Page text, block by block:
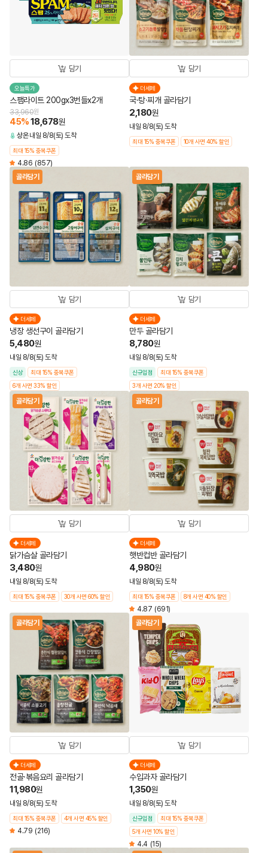
담기
오늘특가
스팸라이트 200gx3번들x2개
33,960원
45%18,678원
상온 내일 8/8(토) 도착
최대 15% 중복쿠폰
4.86 (857)
담기
더세페
국·탕·찌개 골라담기
2,180원
내일 8/8(토) 도착
최대 15% 중복쿠폰 10개 사면 40% 할인
골라담기
담기
더세페
냉장 생선구이 골라담기
5,480원
내일 8/8(토) 도착
신상
최대 15% 중복쿠폰
6개 사면 33% 할인
골라담기
담기
더세페
만두 골라담기
8,780원
내일 8/8(토) 도착
신규입점
최대 15% 중복쿠폰
3개 사면 20% 할인
골라담기
담기
더세페
닭가슴살 골라담기
3,480원
내일 8/8(토) 도착
최대 15% 중복쿠폰 30개 사면 60% 할인
골라담기
담기
더세페
햇반컵반 골라담기
4,980원
내일 8/8(토) 도착
최대 15% 중복쿠폰 8개 사면 40% 할인
4.87 (691)
골라담기
담기
더세페
전골·볶음요리 골라담기
11,980원
내일 8/8(토) 도착
최대 15% 중복쿠폰 4개 사면 45% 할인
4.79 (216)
골라담기
담기
더세페
수입과자 골라담기
1,350원
내일 8/8(토) 도착
신규입점
최대 15% 중복쿠폰
5개 사면 10% 할인
4.4 (15)